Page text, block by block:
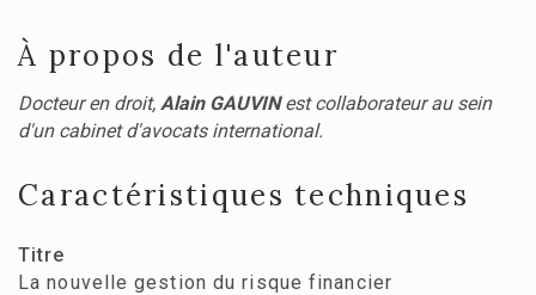
À propos de l'auteur
Docteur en droit, Alain GAUVINest collaborateur au sein
d'un cabinet d'avocats international.
Caractéristiques techniques
Titre
La nouvelle gestion du risque financier